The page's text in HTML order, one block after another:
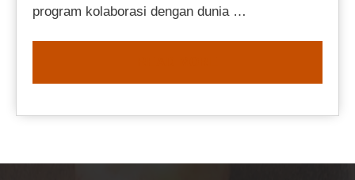
program kolaborasi dengan dunia …